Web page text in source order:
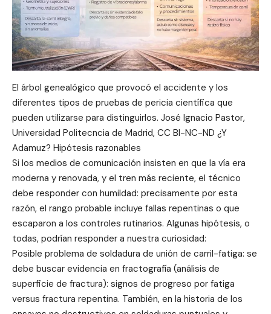
El árbol genealógico que provocó el accidente y los
diferentes tipos de pruebas de pericia científica que
pueden utilizarse para distinguirlos. José Ignacio Pastor,
Universidad Politecncia de Madrid, CC BI-NC-ND ¿Y
Adamuz? Hipótesis razonables
Si los medios de comunicación insisten en que la vía era
moderna y renovada, y el tren más reciente, el técnico
debe responder con humildad: precisamente por esta
razón, el rango probable incluye fallas repentinas o que
escaparon a los controles rutinarios. Algunas hipótesis, o
todas, podrían responder a nuestra curiosidad:
Posible problema de soldadura de unión de carril-fatiga: se
debe buscar evidencia en fractografía (análisis de
superficie de fractura): signos de progreso por fatiga
versus fractura repentina. También, en la historia de los